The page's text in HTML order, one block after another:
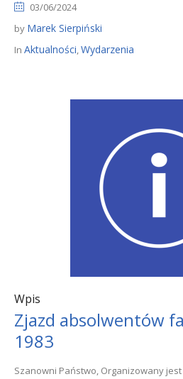
03/06/2024
by Marek Sierpiński
In Aktualności,Wydarzenia
Wpis
Zjazd absolwentów
1983
Szanowni Państwo, Organizowany